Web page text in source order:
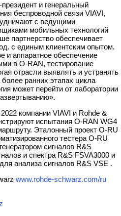
и генеральный
беспроводной связи VIAVI,
с ведущими
мобильных технологий
партнерство обеспечивает
с единым клиентским опытом.
и аппаратное обеспечение
в O-RAN, тестирование
отрасли выявлять и устранять
ранних этапах цикла
может перейти от лаборатории
компании VIAVI и Rohde &
испытания O-RAN WG4
Эталонный проект O-RU
тестера O-RU
сигналов R&S
и спектра R&S FSVA3000 и
анализа сигналов R&S VSE .
www.rohde-schwarz.com/ru